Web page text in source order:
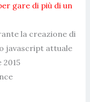
gare di più di un
la creazione di
javascript attuale